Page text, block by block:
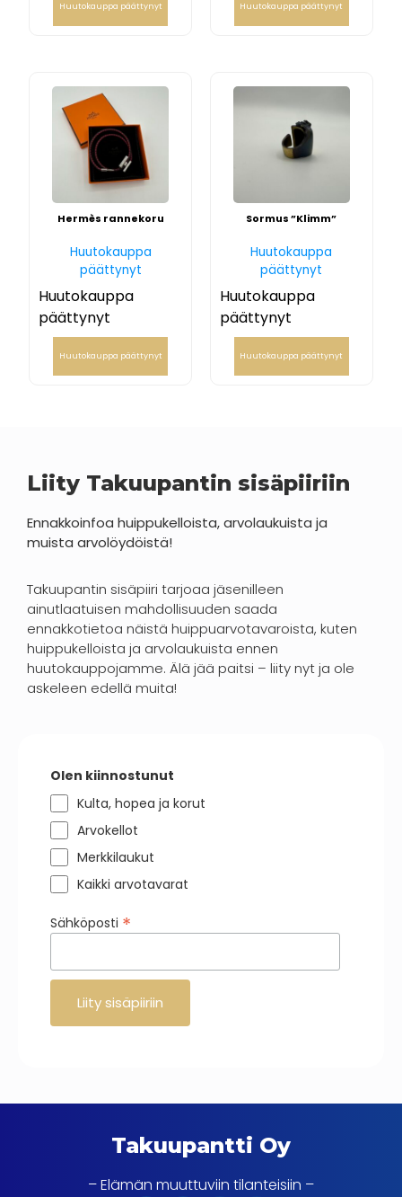
Huutokauppa päättynyt Huutokauppa päättynyt
Hermès rannekoru
Huutokauppa
päättynyt
Huutokauppa
päättynyt
Huutokauppa päättynyt
Sormus ”Klimm”
Huutokauppa
päättynyt
Huutokauppa
päättynyt
Huutokauppa päättynyt
Liity Takuupantin sisäpiiriin
Ennakkoinfoa huippukelloista, arvolaukuista ja
muista arvolöydöistä!
Takuupantin sisäpiiri tarjoaa jäsenilleen
ainutlaatuisen mahdollisuuden saada
ennakkotietoa näistä huippuarvotavaroista, kuten
huippukelloista ja arvolaukuista ennen
huutokauppojamme. Älä jää paitsi – liity nyt ja ole
askeleen edellä muita!
Olen kiinnostunut
Kulta, hopea ja korut
Arvokellot
Merkkilaukut
Kaikki arvotavarat
Sähköposti *
Takuupantti Oy
– Elämän muuttuviin tilanteisiin –